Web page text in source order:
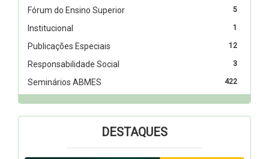
5
Fórum do Ensino Superior
1
Institucional
12
Publicações Especiais
3
Responsabilidade Social
422
Seminários ABMES
DESTAQUES